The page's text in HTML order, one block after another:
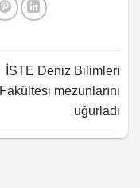
İSTE Deniz Bilimleri
Fakültesi mezunlarını
uğurladı